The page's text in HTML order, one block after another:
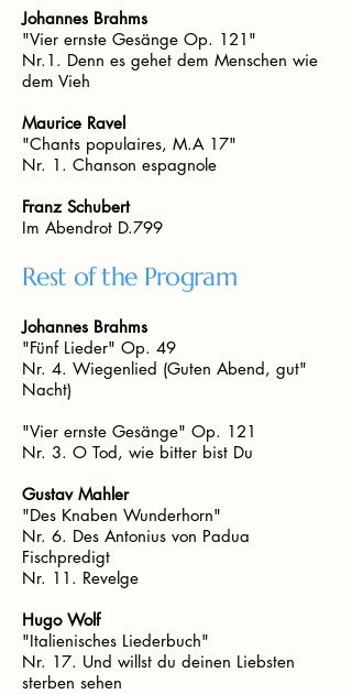
Johannes Brahms
"Vier ernste Gesänge Op. 121"
Nr.1. Denn es gehet dem Menschen wie
dem Vieh
Maurice Ravel
"Chants populaires, M.A 17"
Nr. 1. Chanson espagnole
Franz Schubert
Im Abendrot D.799
Rest of the Program
Johannes Brahms
"Fünf Lieder" Op. 49
Nr. 4. Wiegenlied (Guten Abend, gut"
Nacht)
"Vier ernste Gesänge" Op. 121
Nr. 3. O Tod, wie bitter bist Du
Gustav Mahler
"Des Knaben Wunderhorn"
Nr. 6. Des Antonius von Padua
Fischpredigt
Nr. 11. Revelge
Hugo Wolf
"Italienisches Liederbuch"
Nr. 17. Und willst du deinen Liebsten
sterben sehen